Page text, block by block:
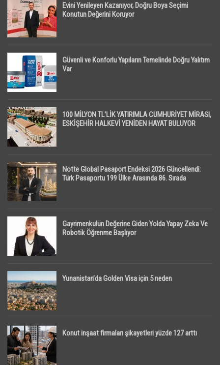
Evini Yenileyen Kazanıyor, Doğru Boya Seçimi
Konutun Değerini Koruyor
Güvenli ve Konforlu Yapıların Temelinde Doğru Yalıtım
Var
100 MİLYON TL’LİK YATIRIMLA CUMHURİYET MİRASI,
ESKİŞEHİR HALKEVİ YENİDEN HAYAT BULUYOR
Notte Global Pasaport Endeksi 2026 Güncellendi:
Türk Pasaportu 199 Ülke Arasında 86. Sırada
Gayrimenkulün Değerine Giden Yolda Yapay Zeka Ve
Robotik Öğrenme Başlıyor
Yunanistan’da Golden Visa için 5 neden
Konut inşaat firmaları şikayetleri yüzde 127 arttı